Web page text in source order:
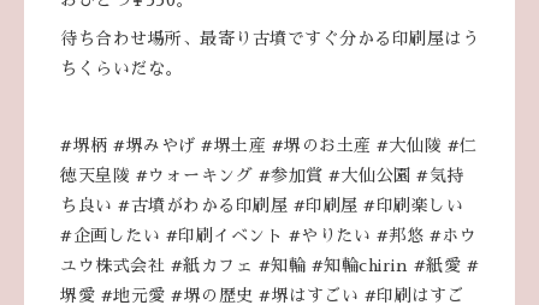
待ち合わせ場所、最寄り古墳ですぐ分かる印刷屋はう
ちくらいだな。
#堺柄 #堺みやげ #堺土産 #堺のお土産 #大仙陵 #仁
徳天皇陵 #ウォーキング #参加賞 #大仙公園 #気持
ち良い #古墳がわかる印刷屋 #印刷屋 #印刷楽しい
#企画したい #印刷イベント #やりたい #邦悠 #ホウ
ユウ株式会社 #紙カフェ #知輪 #知輪chirin #紙愛 #
堺愛 #地元愛 #堺の歴史 #堺はすごい #印刷はすご